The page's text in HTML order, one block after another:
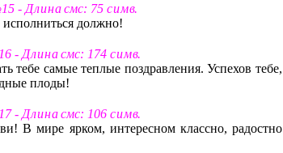
- Д л и н асмс: 75 с и м в.
должно!
- Д л и н асмс: 174 с и м в.
тебе самые теплые поздравления. Успехов тебе,
плоды!
- Д л и н асмс: 106 с и м в.
В мире ярком, интересном классно, радостно